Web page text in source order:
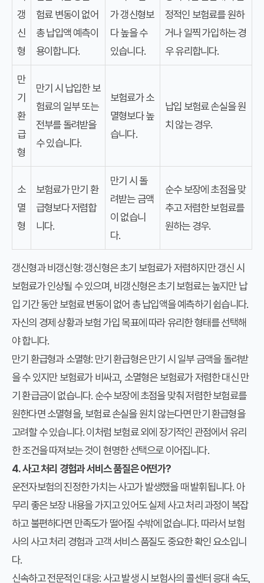
갱
신
형
험료 변동이 없어
총 납입액 예측이
용이합니다.
가 갱신형보
다 높을 수
있습니다.
정적인 보험료를 원하
거나 일찍 가입하는 경
우 유리합니다.
만
기
환
급
형
만기 시 납입한 보
험료의 일부 또는
전부를 돌려받을
수 있습니다.
보험료가 소
멸형보다 높
습니다.
납입 보험료 손실을 원
치 않는 경우.
소
멸
형
보험료가 만기 환
급형보다 저렴합
니다.
만기 시 돌
려받는 금액
이 없습니
다.
순수 보장에 초점을 맞
추고 저렴한 보험료를
원하는 경우.
갱신형과 비갱신형: 갱신형은 초기 보험료가 저렴하지만 갱신 시
보험료가 인상될 수 있으며, 비갱신형은 초기 보험료는 높지만 납
입 기간 동안 보험료 변동이 없어 총 납입액을 예측하기 쉽습니다.
자신의 경제 상황과 보험 가입 목표에 따라 유리한 형태를 선택해
야 합니다.
만기 환급형과 소멸형: 만기 환급형은 만기 시 일부 금액을 돌려받
을 수 있지만 보험료가 비싸고, 소멸형은 보험료가 저렴한 대신 만
기 환급금이 없습니다. 순수 보장에 초점을 맞춰 저렴한 보험료를
원한다면 소멸형을, 보험료 손실을 원치 않는다면 만기 환급형을
고려할 수 있습니다. 이처럼 보험료 외에 장기적인 관점에서 유리
한 조건을 따져보는 것이 현명한 선택으로 이어집니다.
4. 사고 처리 경험과 서비스 품질은 어떤가?
운전자보험의 진정한 가치는 사고가 발생했을 때 발휘됩니다. 아
무리 좋은 보장 내용을 가지고 있어도 실제 사고 처리 과정이 복잡
하고 불편하다면 만족도가 떨어질 수밖에 없습니다. 따라서 보험
사의 사고 처리 경험과 고객 서비스 품질도 중요한 확인 요소입니
다.
신속하고 전문적인 대응: 사고 발생 시 보험사의 콜센터 응대 속도,